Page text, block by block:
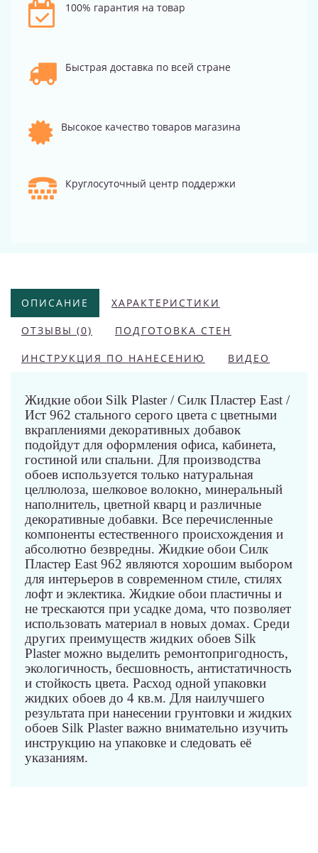
100% гарантия на товар
Быстрая доставка по всей стране
Высокое качество товаров магазина
Круглосуточный центр поддержки
ОПИСАНИЕ ХАРАКТЕРИСТИКИ
ОТЗЫВЫ (0) ПОДГОТОВКА СТЕН
ИНСТРУКЦИЯ ПО НАНЕСЕНИЮ ВИДЕО
Жидкие обои Silk Plaster / Силк Пластер East /
Ист 962 стального серого цвета с цветными
вкраплениями декоративных добавок
подойдут для оформления офиса, кабинета,
гостиной или спальни. Для производства
обоев используется только натуральная
целлюлоза, шелковое волокно, минеральный
наполнитель, цветной кварц и различные
декоративные добавки. Все перечисленные
компоненты естественного происхождения и
абсолютно безвредны. Жидкие обои Силк
Пластер East 962 являются хорошим выбором
для интерьеров в современном стиле, стилях
лофт и эклектика. Жидкие обои пластичны и
не трескаются при усадке дома, что позволяет
использовать материал в новых домах. Среди
других преимуществ жидких обоев Silk
Plaster можно выделить ремонтопригодность,
экологичность, бесшовность, антистатичность
и стойкость цвета. Расход одной упаковки
жидких обоев до 4 кв.м. Для наилучшего
результата при нанесении грунтовки и жидких
обоев Silk Plaster важно внимательно изучить
инструкцию на упаковке и следовать её
указаниям.